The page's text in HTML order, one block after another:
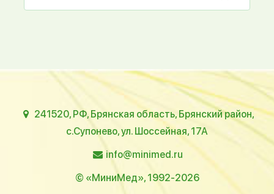
241520, РФ, Брянская область, Брянский район,
с.Супонево, ул. Шоссейная, 17А
info@minimed.ru
© «МиниМед», 1992-2026